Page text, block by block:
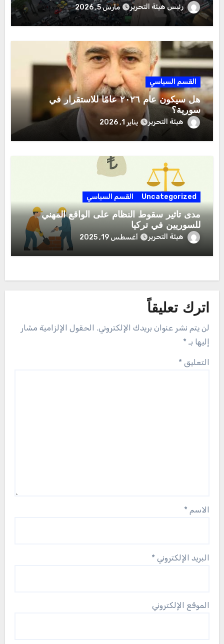
رئيس هيئة التحرير مارس 5, 2026
القسم السياسي
هل سيكون عام ٢٠٢٦ عامًا للاستقرار في
سورية؟
هيئة التحرير يناير 1, 2026
Uncategorized القسم السياسي
مدى تأثير سقوط النظام على الواقع المهني
للسوريين في تركيا
هيئة التحرير أغسطس 19, 2025
اترك تعليقاً
لن يتم نشر عنوان بريدك الإلكتروني. الحقول الإلزامية مشار
إليها بـ *
التعليق *
الاسم *
البريد الإلكتروني *
الموقع الإلكتروني